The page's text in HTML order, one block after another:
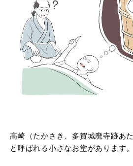
高崎（たかさき、多賀城廃寺跡あ
と呼ばれる小さなお堂があります。